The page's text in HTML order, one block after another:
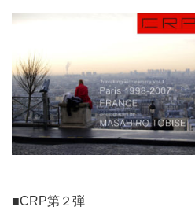
■CRP第２弾